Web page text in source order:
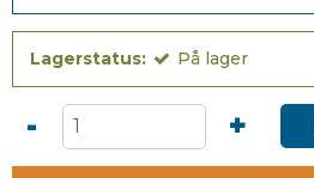
Lagerstatus: På lager
- +